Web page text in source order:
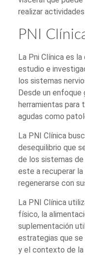
realizar
PNI
La Pni Clínica es
estudio e
los sistemas
Desde un
herramientas para
agudas como
La PNI Clínica
desequilibrio que
de los sistemas de
este a recuperar
regenerarse con
La PNI Clínica
físico, la
suplementación
estrategias que se
y el contexto de la